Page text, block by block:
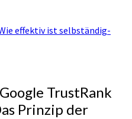
effektiv ist selbständig-
Google TrustRank
Prinzip der